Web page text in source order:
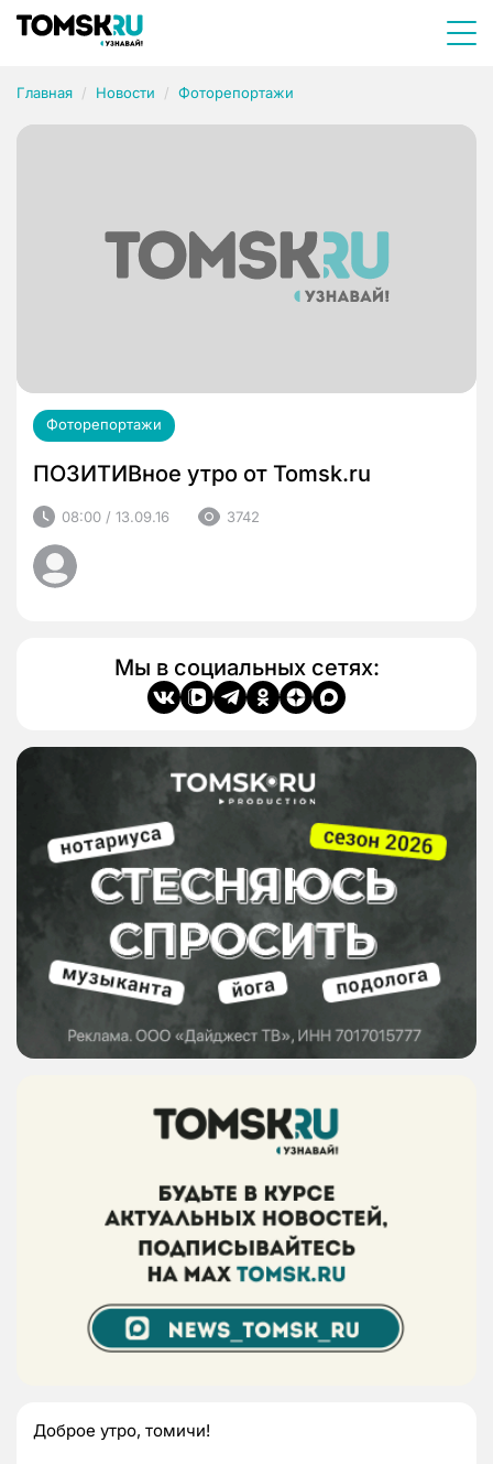
Главная Новости Фоторепортажи
Фоторепортажи
ПОЗИТИВное утро от Tomsk.ru
08:00 / 13.09.16 3742
Мы в социальных сетях:
Доброе утро, томичи!